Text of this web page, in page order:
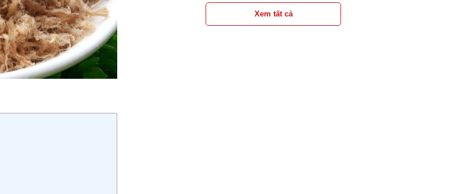
Xem tất cả